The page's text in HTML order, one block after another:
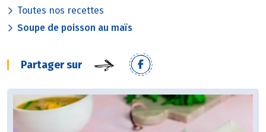
Toutes nos recettes
Soupe de poisson au maïs
Partager sur